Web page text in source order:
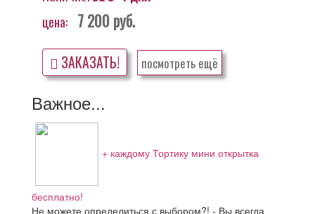
цена: 7 200руб.
ЗАКАЗАТЬ! посмотреть ещё
Важное...
+ каждому Тортику мини открытка
бесплатно!
Не можете определиться с выбором?! - Вы всегда